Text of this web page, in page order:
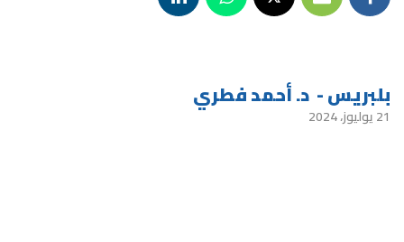
بلبريس - د. أحمد فطري
21 يوليوز، 2024